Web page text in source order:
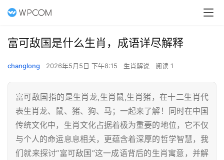
富可敌国是什么生肖，成语详尽解释
changlong 2026年5月5日 下午8:15 生肖解说 阅读 1
富可敌国指的是生肖龙,生肖鼠,生肖猪，在十二生肖代
表生肖龙、鼠、猪、狗、马；一起来了解！同时在中国
传统文化中，生肖文化占据着极为重要的地位，它不仅
与个人的命运息息相关，更蕴含着深厚的哲学智慧，我
们就来探讨“富可敌国”这一成语背后的生肖寓意，并解